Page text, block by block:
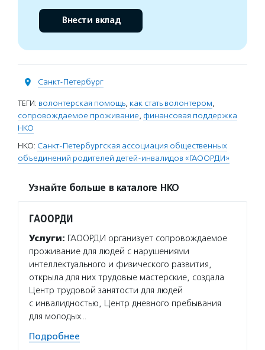
Внести вклад
Санкт-Петербург
ТЕГИ: волонтерская помощь, как стать волонтером,
сопровождаемое проживание, финансовая поддержка
НКО
НКО: Санкт-Петербургская ассоциация общественных
объединений родителей детей-инвалидов «ГАООРДИ»
Узнайте больше в каталоге НКО
ГАООРДИ
Услуги: ГАООРДИ организует сопровождаемое
проживание для людей с нарушениями
интеллектуального и физического развития,
открыла для них трудовые мастерские, создала
Центр трудовой занятости для людей
с инвалидностью, Центр дневного пребывания
для молодых…
Подробнее